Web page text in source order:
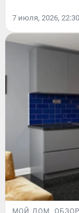
7 июля, 2026, 22:30
МОЙ ДОМ ОБЗОР